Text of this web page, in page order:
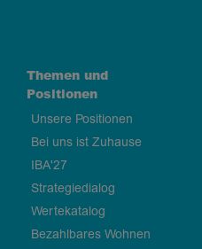
Themen und
Positionen
Unsere Positionen
Bei uns ist Zuhause
IBA'27
Strategiedialog
Wertekatalog
Bezahlbares Wohnen